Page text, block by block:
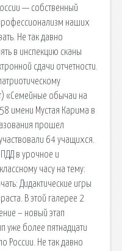
— собственный
наших
Не так давно
в инспекцию сканы
сдачи отчетности.
«Семейные обычаи на
имени Мустая Карима в
прошел
64 учащихся.
в урочное и
часу на тему:
Дидактические игры
В этой галерее 2
– новый этап
уже более пятнадцати
России. Не так давно